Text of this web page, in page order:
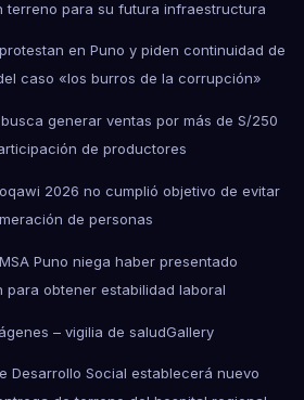
terreno para su futura infraestructura
en Puno y piden continuidad de
caso «los burros de la corrupción»
busca generar ventas por más de S/250
de productores
2026 no cumplió objetivo de evitar
de personas
Puno niega haber presentado
para obtener estabilidad laboral
– vigilia de saludGallery
Desarrollo Social establecerá nuevo